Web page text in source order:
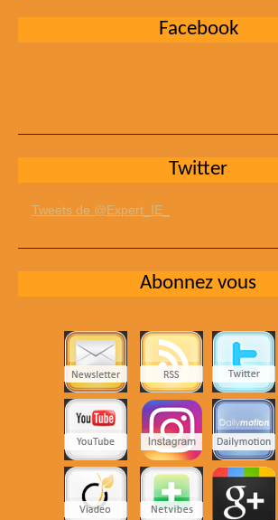
Facebook
Twitter
Tweets de @Expert_IE_
Abonnez vous